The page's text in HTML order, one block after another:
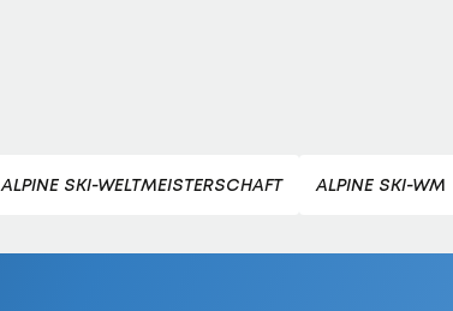
ALPINE SKI-WELTMEISTERSCHAFT ALPINE SKI-WM